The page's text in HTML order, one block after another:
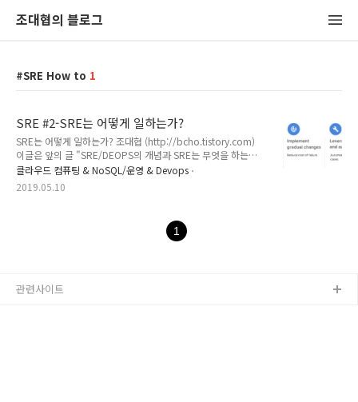
조대협의 블로그
SRE How to 1
SRE #2-SRE는 어떻게 일하는가?
SRE는 어떻게 일하는가? 조대협 (http://bcho.tistory.com)
이글은 앞의 글 "SRE/DEOPS의 개념과 SRE는 무엇을 하는
가?" (https://bcho.tistory.com/1325) 와 연결된 글입니
다.How SRE does Devops?그럼 SRE들은 이런한 일들을 어
떤 방법으로 수행할까? 앞에서 SRE가 해야 하는 일에 대해서 설
는 일을 하기 위해서는 어떻게(How) 해야 하는지에 대해서 다
시 정리해보자.SRE는 앞에서 언급한 다섯가지 일을 하기 위해서
클라우드 컴퓨팅 & NoSQL/운영 & Devops
2019.05.10
1
관련사이트